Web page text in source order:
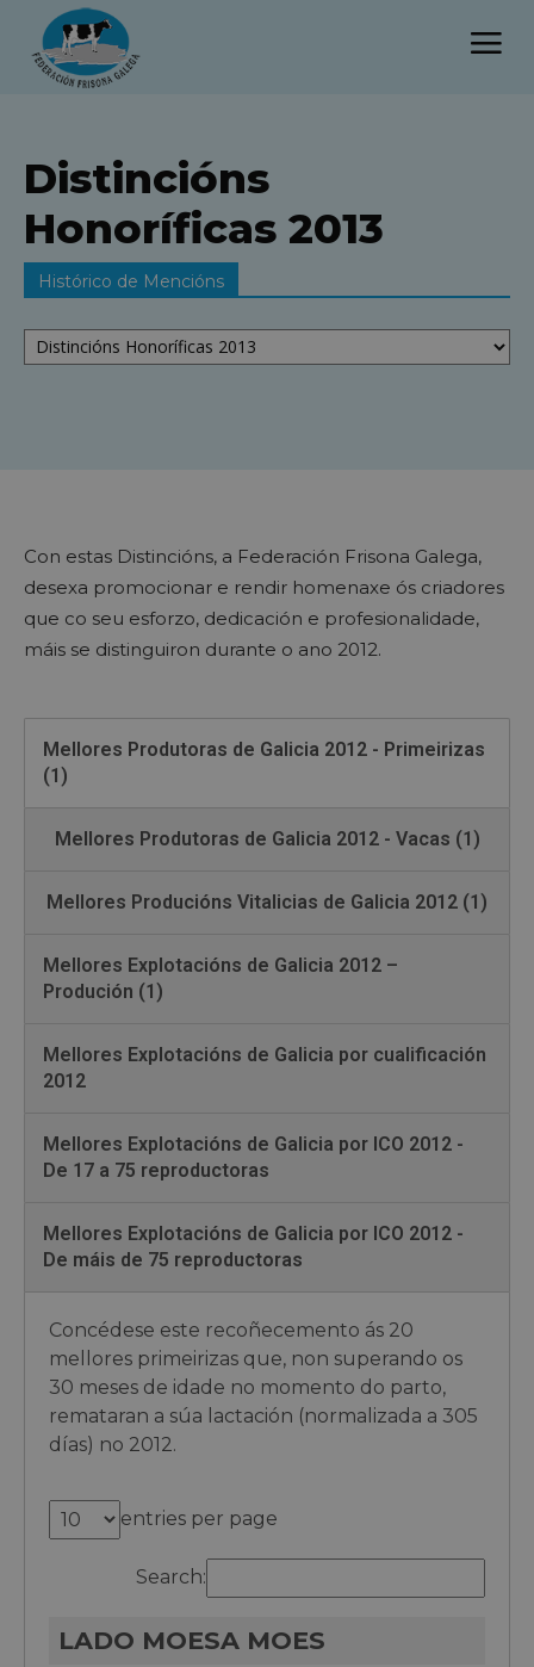
Distincións
Honoríficas 2013
Histórico de Mencións
Histórico
de
Con estas Distincións, a Federación Frisona Galega,
desexa promocionar e rendir homenaxe ós criadores
que co seu esforzo, dedicación e profesionalidade,
máis se distinguiron durante o ano 2012.
Mellores Produtoras de Galicia 2012 - Primeirizas
(1)
Mellores Produtoras de Galicia 2012 - Vacas (1)
Mellores Producións Vitalicias de Galicia 2012 (1)
Mellores Explotacións de Galicia 2012 –
Produción (1)
Mellores Explotacións de Galicia por cualificación
2012
Mellores Explotacións de Galicia por ICO 2012 -
De 17 a 75 reproductoras
Mellores Explotacións de Galicia por ICO 2012 -
De máis de 75 reproductoras
Concédese este recoñecemento ás 20
mellores primeirizas que, non superando os
30 meses de idade no momento do parto,
remataran a súa lactación (normalizada a 305
días) no 2012.
entries per page
Search:
LADO MOESA MOES